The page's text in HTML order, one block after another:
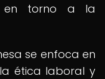
en torno a la
se enfoca en
ética laboral y